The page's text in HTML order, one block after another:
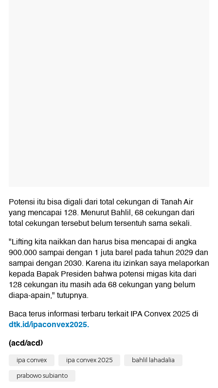
Potensi itu bisa digali dari total cekungan di Tanah Air
yang mencapai 128. Menurut Bahlil, 68 cekungan dari
total cekungan tersebut belum tersentuh sama sekali.
"Lifting kita naikkan dan harus bisa mencapai di angka
900.000 sampai dengan 1 juta barel pada tahun 2029 dan
sampai dengan 2030. Karena itu izinkan saya melaporkan
kepada Bapak Presiden bahwa potensi migas kita dari
128 cekungan itu masih ada 68 cekungan yang belum
diapa-apain," tutupnya.
Baca terus informasi terbaru terkait IPA Convex 2025 di
dtk.id/ipaconvex2025.
(acd/acd)
ipa convex ipa convex 2025 bahlil lahadalia
prabowo subianto